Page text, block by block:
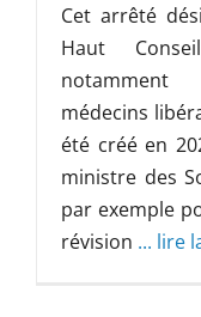
Cet arrêté
Haut
médecins
été créé en
ministre des
par exemple
révision ... lire